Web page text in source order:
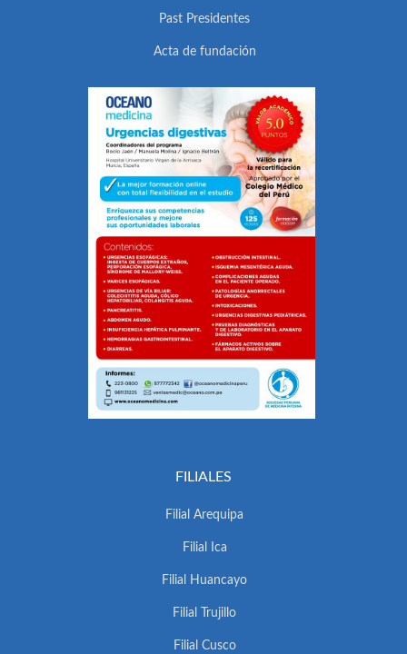
Past Presidentes
Acta de fundación
FILIALES
Filial Arequipa
Filial Ica
Filial Huancayo
Filial Trujillo
Filial Cusco